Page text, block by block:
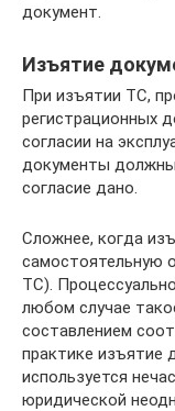
документ.
Изъятие
При изъятии ТС,
регистрационных
согласии на
документы
согласие дано.
Сложнее, когда
самостоятельную
ТС).
любом случае
составлением
практике изъятие
используется
юридической